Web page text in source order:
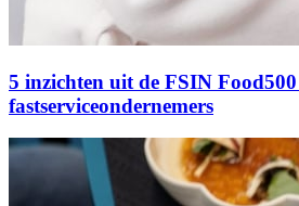
5 inzichten uit de FSIN
fastserviceondernemers